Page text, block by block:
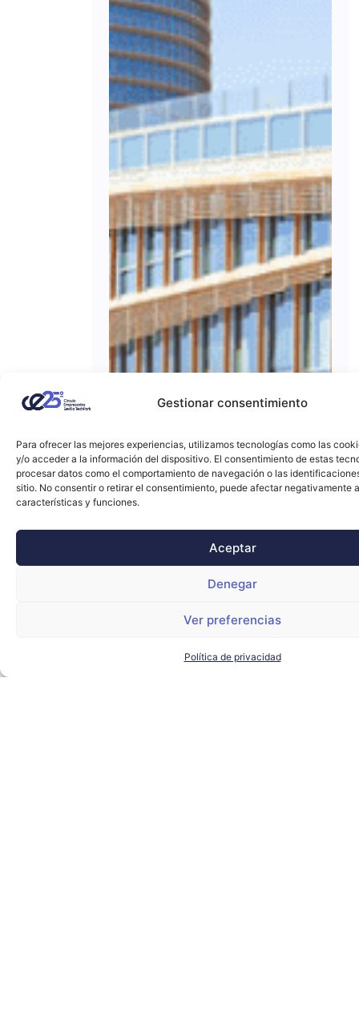
Gestionar consentimiento
Para ofrecer las mejores experiencias, utilizamos tecnologías como las
y/o acceder a la información del dispositivo. El consentimiento de estas
procesar datos como el comportamiento de navegación o las
sitio. No consentir o retirar el consentimiento, puede afectar negativamente
características y funciones.
Aceptar
Denegar
Ver preferencias
Política de privacidad